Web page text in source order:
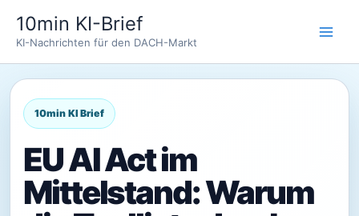
Inhalt
springen
10min KI-Brief
KI-Nachrichten für den DACH-Markt
EU AI Act im
Mittelstand: Warum